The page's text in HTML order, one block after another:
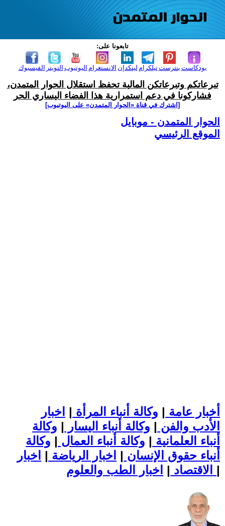
تابعونا على:
الفيسبوك التويتر اليوتيوب الانستغرام لينكدإن تيلكرامبنترست بودكاست
تبرعاتكم وتبرعاتكن المالية تحفظ استقلال الحوار المتمدن،
فشاركونا في دعم استمرارية هذا الفضاء اليساري الحر
[اشترك في قناة ‫«الحوار المتمدن» على اليوتيوب]
الحوار المتمدن - موبايل
الموقع الرئيسي
أخبار عامة | وكالة أنباء المرأة | اخبار
الأدب والفن | وكالة أنباء اليسار | وكالة
أنباء العلمانية | وكالة أنباء العمال | وكالة
أنباء حقوق الإنسان | اخبار الرياضة | اخبار
الاقتصاد | |